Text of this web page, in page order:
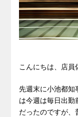
こんにちは、店員
先週末に小池都知
は今週は毎日出勤
だったのですが、